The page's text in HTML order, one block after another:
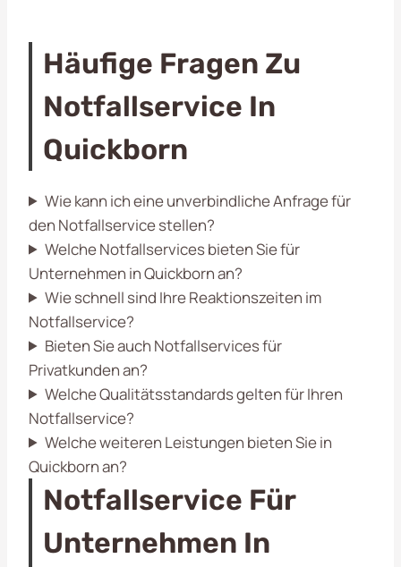
Häufige Fragen Zu
Notfallservice In
Quickborn
Wie kann ich eine unverbindliche Anfrage für
den Notfallservice stellen?
Welche Notfallservices bieten Sie für
Unternehmen in Quickborn an?
Wie schnell sind Ihre Reaktionszeiten im
Notfallservice?
Bieten Sie auch Notfallservices für
Privatkunden an?
Welche Qualitätsstandards gelten für Ihren
Notfallservice?
Welche weiteren Leistungen bieten Sie in
Quickborn an?
Notfallservice Für
Unternehmen In